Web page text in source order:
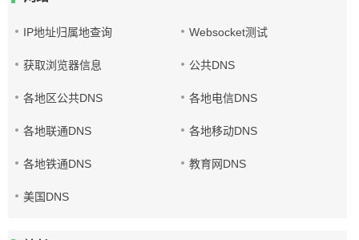
IP地址归属地查询 Websocket测试
获取浏览器信息 公共DNS
各地区公共DNS 各地电信DNS
各地联通DNS 各地移动DNS
各地铁通DNS 教育网DNS
美国DNS